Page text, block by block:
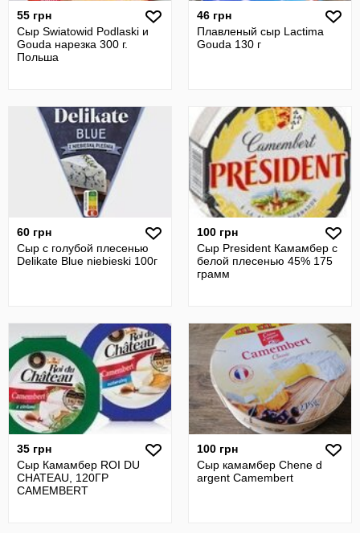
55 грн
Сыр Swiatowid Podlaski и
Gouda нарезка 300 г.
Польша
46 грн
Плавленый сыр Lactima
Gouda 130 г
60 грн
Сыр с голубой плесенью
Delikate Blue niebieski 100г
100 грн
Сыр President Камамбер с
белой плесенью 45% 175
грамм
35 грн
Сыр Камамбер ROI DU
CHATEAU, 120ГР
CAMEMBERT
100 грн
Сыр камамбер Chene d
argent Camembert